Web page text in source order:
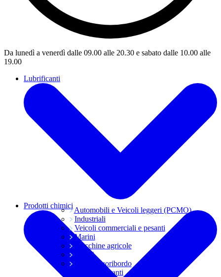
Da lunedì a venerdì dalle 09.00 alle 20.30 e sabato dalle 10.00 alle
19.00
Lubrificanti
Automobili e Veicoli leggeri (PCMO)
Industriali
Veicoli commerciali e pesanti
Marini
Macchine agricole
Grassi
Moto e fuoribordo
Tutti i lubrificanti
Prodotti chimici